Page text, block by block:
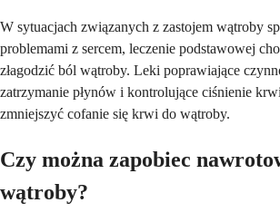
W sytuacjach związanych z zastojem wątroby
problemami z sercem, leczenie podstawowej
złagodzić ból wątroby. Leki poprawiające
zatrzymanie płynów i kontrolujące ciśnienie
zmniejszyć cofanie się krwi do wątroby.
Czy można zapobiec
wątroby?